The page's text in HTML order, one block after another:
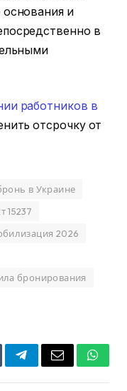
и
в
работников в
отсрочку от
в Украине
15237
2026
бронирования
TelegramEmail